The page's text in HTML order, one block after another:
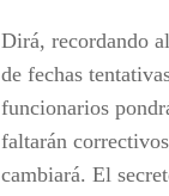
Dirá, recordando
de fechas
funcionarios
faltarán
cambiará. El